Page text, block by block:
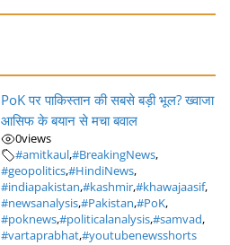
PoK पर पाकिस्तान की सबसे बड़ी भूल? ख्वाजा
आसिफ के बयान से मचा बवाल
0views
#amitkaul,#BreakingNews,
#geopolitics,#HindiNews,
#indiapakistan,#kashmir,#khawajaasif,
#newsanalysis,#Pakistan,#PoK,
#poknews,#politicalanalysis,#samvad,
#vartaprabhat,#youtubenewsshorts